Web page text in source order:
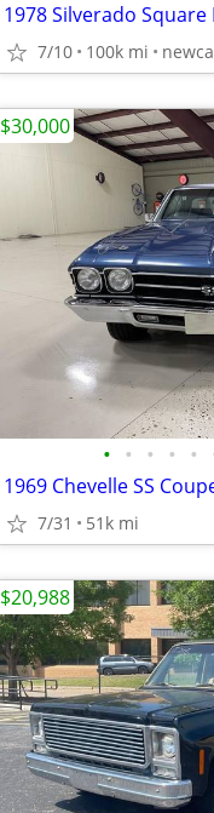
1978 Silverado Square
7/10 100k mi
• • • • •
1969 Chevelle SS
7/31 51k mi
$30,000
$20,988